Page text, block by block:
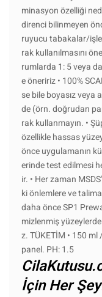
minasyon özelliği
direnci bilinmeyen
ruyucu tabakalar/
rak kullanılmasını
rumlarda 1: 5 veya
e öneririz • 100%
se bile boyasız veya
de (örn. doğrudan
rak kullanmayın. •
özellikle hassas
önce uygulamanın
erinde test edilmesi
ir. • Her zaman
ki önlemlere ve
daha önce SP1
mizlenmiş
z. TÜKETİM • 150
panel. PH: 1.5
İçin Her